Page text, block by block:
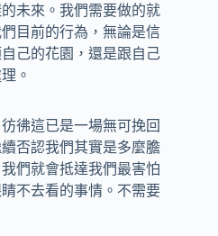
未來。我們需要做的就
目前的行為，無論是信
己的花園，還是跟自己
。
彿這已是一場無可挽回
否認我們其實是多麼膽
們就會抵達我們最害怕
不去看的事情。不需要